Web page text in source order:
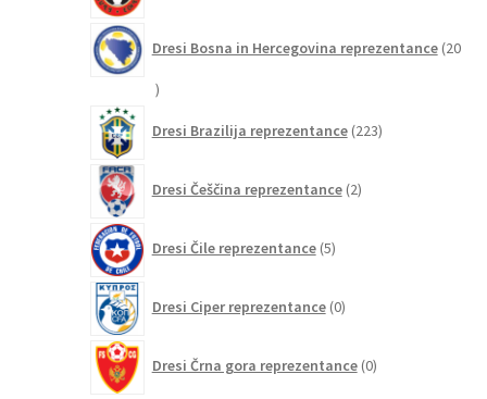
Dresi Bosna in Hercegovina reprezentance 20
20
Dresi Brazilija reprezentance 223izdelkov
Dresi Češčina reprezentance 2izdelka
Dresi Čile reprezentance 5izdelkov
Dresi Ciper reprezentance 0izdelkov
Dresi Črna gora reprezentance 0izdelkov